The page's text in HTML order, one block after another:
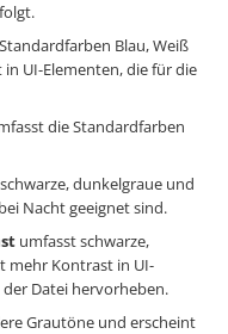
Blau, Weiß
UI-Elementen, die für die
die Standardfarben
dunkelgraue und
Nacht geeignet sind.
umfasst schwarze,
mehr Kontrast in UI-
Datei hervorheben.
Grautöne und erscheint